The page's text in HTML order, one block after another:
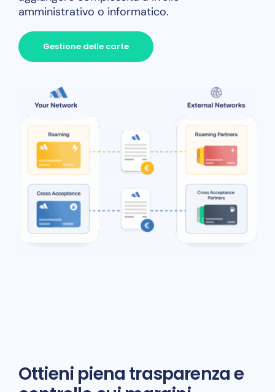
amministrativo o informatico.
Gestione delle carte
Ottieni piena trasparenza e